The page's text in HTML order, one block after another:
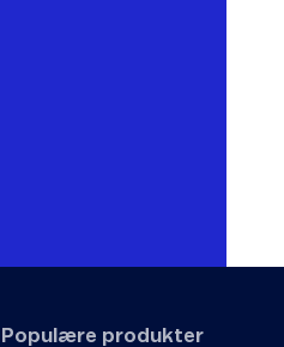
Populære produkter